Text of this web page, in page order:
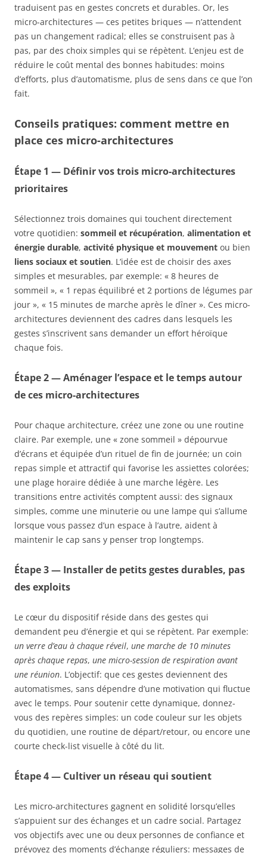
traduisent pas en gestes concrets et durables. Or, les
micro-architectures — ces petites briques — n’attendent
pas un changement radical; elles se construisent pas à
pas, par des choix simples qui se répètent. L’enjeu est de
réduire le coût mental des bonnes habitudes: moins
d’efforts, plus d’automatisme, plus de sens dans ce que l’on
fait.
Conseils pratiques: comment mettre en
place ces micro-architectures
Étape 1 — Définir vos trois micro-architectures
prioritaires
Sélectionnez trois domaines qui touchent directement
votre quotidien: sommeil et récupération, alimentation et
énergie durable, activité physique et mouvement ou bien
liens sociaux et soutien. L’idée est de choisir des axes
simples et mesurables, par exemple: « 8 heures de
sommeil », « 1 repas équilibré et 2 portions de légumes par
jour », « 15 minutes de marche après le dîner ». Ces micro-
architectures deviennent des cadres dans lesquels les
gestes s’inscrivent sans demander un effort héroïque
chaque fois.
Étape 2 — Aménager l’espace et le temps autour
de ces micro-architectures
Pour chaque architecture, créez une zone ou une routine
claire. Par exemple, une « zone sommeil » dépourvue
d’écrans et équipée d’un rituel de fin de journée; un coin
repas simple et attractif qui favorise les assiettes colorées;
une plage horaire dédiée à une marche légère. Les
transitions entre activités comptent aussi: des signaux
simples, comme une minuterie ou une lampe qui s’allume
lorsque vous passez d’un espace à l’autre, aident à
maintenir le cap sans y penser trop longtemps.
Étape 3 — Installer de petits gestes durables, pas
des exploits
Le cœur du dispositif réside dans des gestes qui
demandent peu d’énergie et qui se répètent. Par exemple:
un verre d’eau à chaque réveil, une marche de 10 minutes
après chaque repas, une micro-session de respiration avant
une réunion. L’objectif: que ces gestes deviennent des
automatismes, sans dépendre d’une motivation qui fluctue
avec le temps. Pour soutenir cette dynamique, donnez-
vous des repères simples: un code couleur sur les objets
du quotidien, une routine de départ/retour, ou encore une
courte check-list visuelle à côté du lit.
Étape 4 — Cultiver un réseau qui soutient
Les micro-architectures gagnent en solidité lorsqu’elles
s’appuient sur des échanges et un cadre social. Partagez
vos objectifs avec une ou deux personnes de confiance et
prévoyez des moments d’échange réguliers: messages de